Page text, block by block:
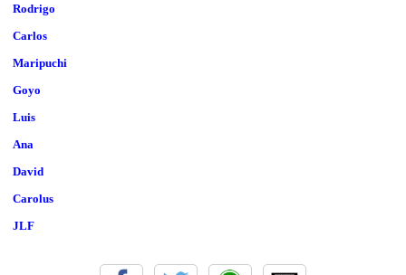
Rodrigo
Carlos
Maripuchi
Goyo
Luis
Ana
David
Carolus
JLF